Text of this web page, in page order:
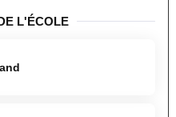
L'ÉCOLE